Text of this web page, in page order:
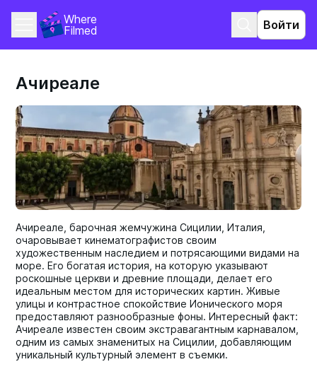
Where
Filmed
Войти
Ачиреале
Ачиреале, барочная жемчужина Сицилии, Италия,
очаровывает кинематографистов своим
художественным наследием и потрясающими видами на
море. Его богатая история, на которую указывают
роскошные церкви и древние площади, делает его
идеальным местом для исторических картин. Живые
улицы и контрастное спокойствие Ионического моря
предоставляют разнообразные фоны. Интересный факт:
Ачиреале известен своим экстравагантным карнавалом,
одним из самых знаменитых на Сицилии, добавляющим
уникальный культурный элемент в съемки.